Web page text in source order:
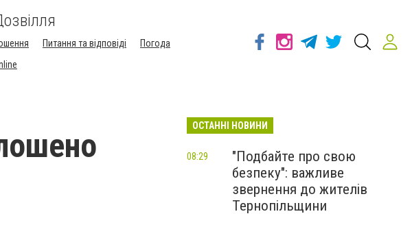
Питання та відповіді
Погода
ОСТАННІ НОВИНИ
"Подбайте про свою
безпеку": важливе
звернення до жителів
Тернопільщини
08:29